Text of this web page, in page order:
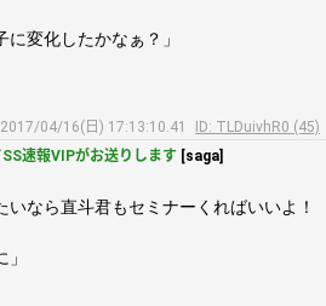
変化したかなぁ？」
2017/04/16(日) 17:13:10.41
ID: TLDuivhR0 (45)
速報VIPがお送りします [saga]
いなら直斗君もセミナーくればいいよ！